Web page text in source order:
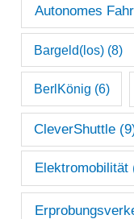
h
Autonomes
Bargeld(los)(8)
BerlKönig (6)
CleverShuttle
Elektromobilität